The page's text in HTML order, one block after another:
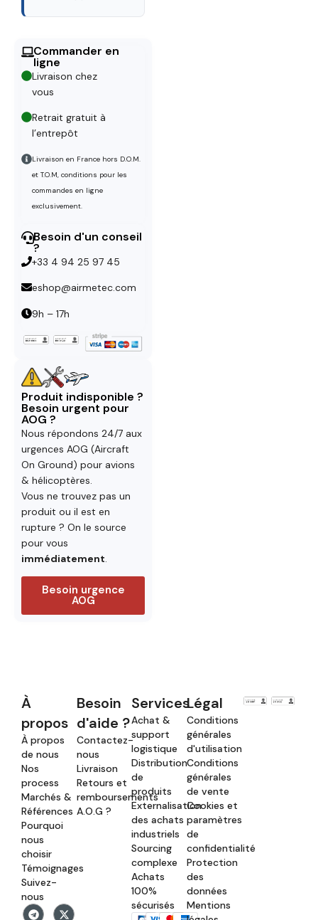
Commander en
ligne
Livraison chez
vous
Retrait gratuit à
l’entrepôt
Livraison en France hors D.O.M.
et T.O.M, conditions pour les
commandes en ligne
exclusivement.
Besoin d'un conseil
?
+33 4 94 25 97 45
eshop@airmetec.com
9h – 17h
Produit indisponible ?
Besoin urgent pour
AOG ?
Nous répondons 24/7 aux
urgences AOG (Aircraft
On Ground) pour avions
& hélicoptères.
Vous ne trouvez pas un
produit ou il est en
rupture ? On le source
pour vous
immédiatement.
Besoin urgence
AOG
À
propos
À propos
de nous
Nos
process
Marchés &
Références
Pourquoi
nous
choisir
Témoignages
Suivez-
nous
Besoin
d'aide ?
Contactez-
nous
Livraison
Retours et
remboursements
A.O.G ?
Services
Achat &
support
logistique
Distribution
de
produits
Externalisation
des achats
industriels
Sourcing
complexe
Achats
100%
sécurisés
Légal
Conditions
générales
d'utilisation
Conditions
générales
de vente
Cookies et
paramètres
de
confidentialité
Protection
des
données
Mentions